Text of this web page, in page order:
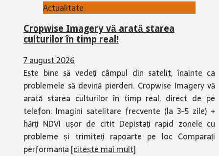
Actualitate
Cropwise Imagery vă arată starea
culturilor în timp real!
7 august 2026
Este bine să vedeți câmpul din satelit, înainte ca
problemele să devină pierderi. Cropwise Imagery vă
arată starea culturilor în timp real, direct de pe
telefon: Imagini satelitare frecvente (la 3-5 zile) +
hărți NDVI ușor de citit Depistați rapid zonele cu
probleme și trimiteți rapoarte pe loc Comparați
performanța [citește mai mult]